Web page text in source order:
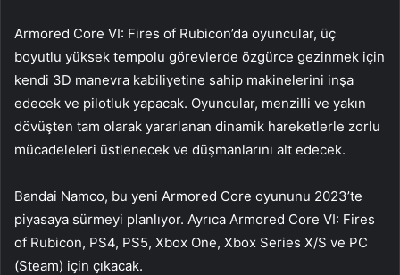
Armored Core VI: Fires of Rubicon’da oyuncular, üç
boyutlu yüksek tempolu görevlerde özgürce gezinmek için
kendi 3D manevra kabiliyetine sahip makinelerini inşa
edecek ve pilotluk yapacak. Oyuncular, menzilli ve yakın
dövüşten tam olarak yararlanan dinamik hareketlerle zorlu
mücadeleleri üstlenecek ve düşmanlarını alt edecek.
Bandai Namco, bu yeni Armored Core oyununu 2023’te
piyasaya sürmeyi planlıyor. Ayrıca Armored Core VI: Fires
of Rubicon, PS4, PS5, Xbox One, Xbox Series X/S ve PC
(Steam) için çıkacak.